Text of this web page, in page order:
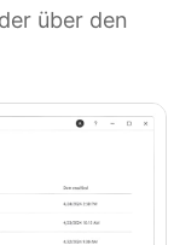
über den